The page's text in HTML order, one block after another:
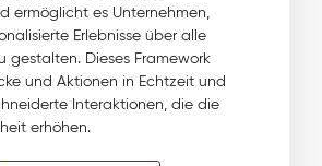
ermöglicht es Unternehmen,
Erlebnisse über alle
gestalten. Dieses Framework
und Aktionen in Echtzeit und
Interaktionen, die die
erhöhen.